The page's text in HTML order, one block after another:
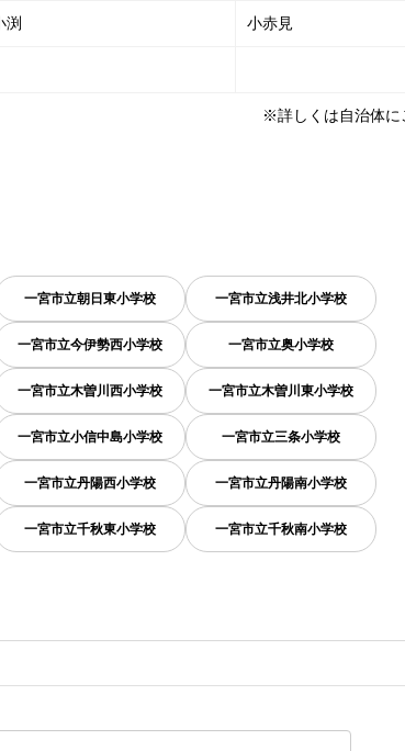
渕 小赤見
※詳しくは自治体に
一宮市立朝日東小学校 一宮市立浅井北小学校
一宮市立今伊勢西小学校 一宮市立奥小学校
一宮市立木曽川西小学校 一宮市立木曽川東小学校
一宮市立小信中島小学校 一宮市立三条小学校
一宮市立丹陽西小学校 一宮市立丹陽南小学校
一宮市立千秋東小学校 一宮市立千秋南小学校